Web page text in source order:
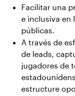
Facilitar una
e inclusiva en
públicas.
A través de
de leads,
jugadores de
estructure